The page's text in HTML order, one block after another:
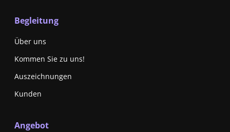
Begleitung
Über uns
Kommen Sie zu uns!
Auszeichnungen
Kunden
Angebot